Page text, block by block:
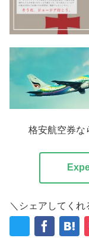
格安航空券な
＼シェアしてくれ